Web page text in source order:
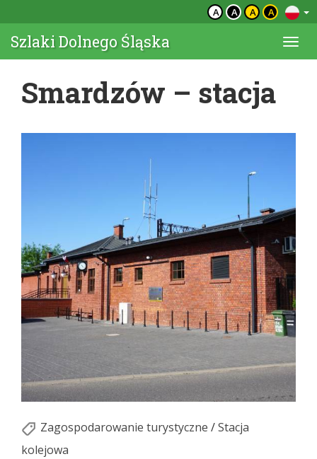
A A A A
Szlaki Dolnego Śląska
Smardzów – stacja
Zagospodarowanie turystyczne /Stacja
kolejowa